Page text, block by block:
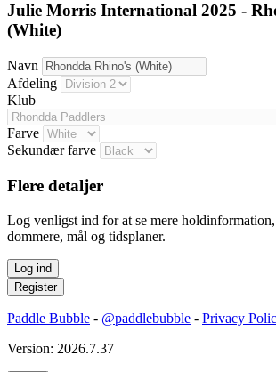
Julie Morris International 2025 -
(White)
Navn
Afdeling
Klub
Farve
Sekundær farve
Flere detaljer
Log venligst ind for at se mere
dommere, mål og tidsplaner.
Paddle Bubble - @paddlebubble - Privacy
Version: 2026.7.37